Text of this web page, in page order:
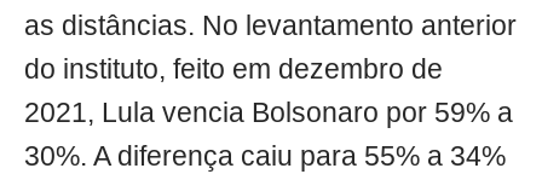
as distâncias. No levantamento anterior
do instituto, feito em dezembro de
2021, Lula vencia Bolsonaro por 59% a
30%. A diferença caiu para 55% a 34%